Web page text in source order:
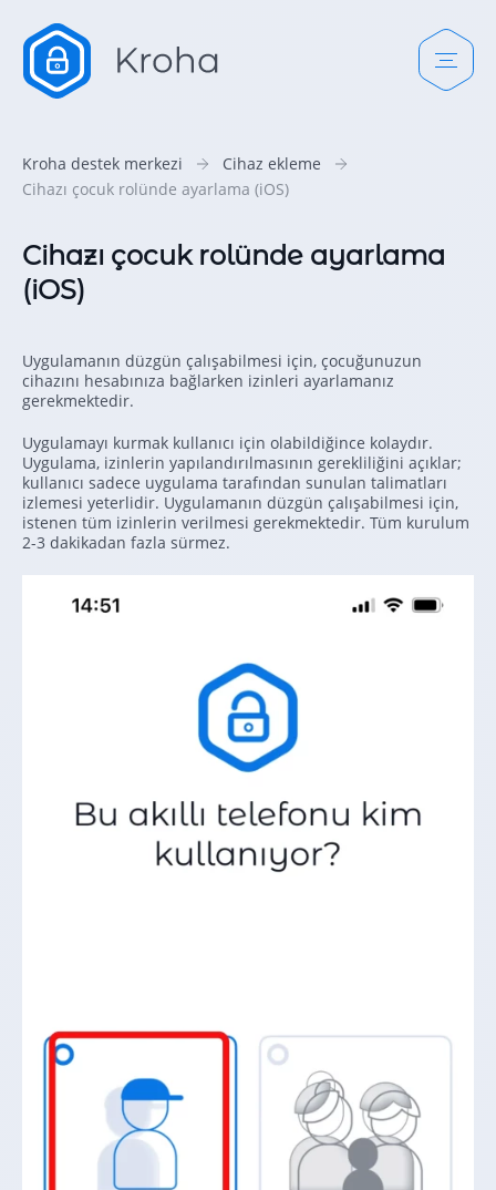
Kroha destek merkezi
Cihaz ekleme
Cihazı çocuk rolünde ayarlama (iOS)
Cihazı çocuk rolünde ayarlama
(iOS)
Uygulamanın düzgün çalışabilmesi için, çocuğunuzun
cihazını hesabınıza bağlarken izinleri ayarlamanız
gerekmektedir.
Uygulamayı kurmak kullanıcı için olabildiğince kolaydır.
Uygulama, izinlerin yapılandırılmasının gerekliliğini açıklar;
kullanıcı sadece uygulama tarafından sunulan talimatları
izlemesi yeterlidir. Uygulamanın düzgün çalışabilmesi için,
istenen tüm izinlerin verilmesi gerekmektedir. Tüm kurulum
2-3 dakikadan fazla sürmez.